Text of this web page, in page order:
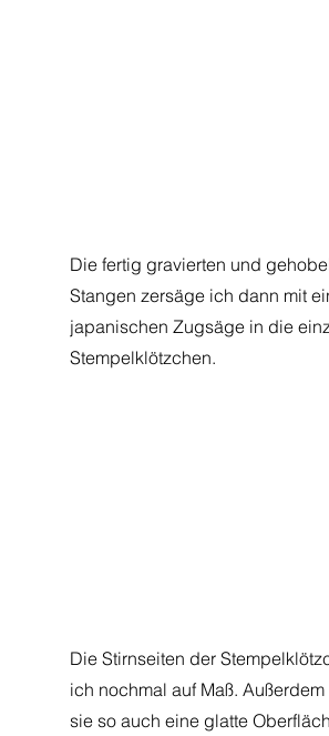
Die fertig gravierten und
Stangen zersäge ich dann mit
japanischen Zugsäge in die
Stempelklötzchen.
Die Stirnseiten der
ich nochmal auf Maß.
sie so auch eine glatte